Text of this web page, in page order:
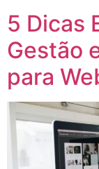
5 Dicas
Gestão
para